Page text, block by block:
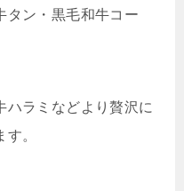
タン・黒毛和牛コー
ハラミなどより贅沢に
。